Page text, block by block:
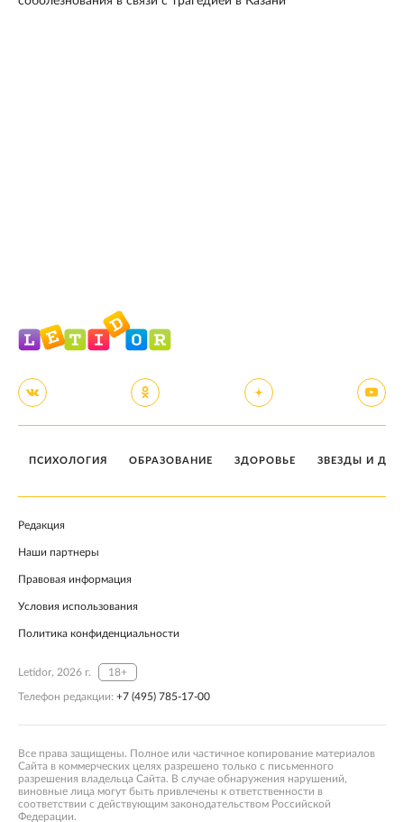
ПСИХОЛОГИЯ ОБРАЗОВАНИЕ ЗДОРОВЬЕ ЗВЕЗДЫ И
Редакция
Наши партнеры
Правовая информация
Условия использования
Политика конфиденциальности
Letidor, 2026 г. 18+
Телефон редакции: +7 (495) 785-17-00
Все права защищены. Полное или частичное копирование материалов
Сайта в коммерческих целях разрешено только с письменного
разрешения владельца Сайта. В случае обнаружения нарушений,
виновные лица могут быть привлечены к ответственности в
соответствии с действующим законодательством Российской
Федерации.